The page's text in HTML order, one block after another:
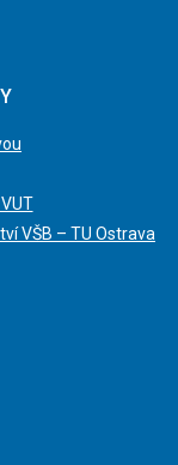
VŠB – TU Ostrava